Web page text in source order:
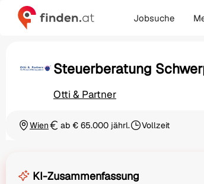
Jobsuche
Steuerberatung
Otti & Partner
Ortschaft
WienGehaltab € 65.000 jährl.Beschäftigungsart
Vollzeit
KI-Zusammenfassung